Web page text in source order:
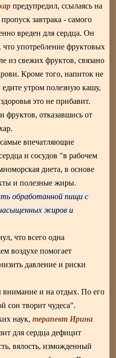
предупредил, ссылаясь на
завтрака - самого
вреден для сердца. Он
что употребление фруктовых
из свежих фруктов, связано
Кроме того, напиток не
утром полезную кашу,
это не прибавит.
фруктов, отказавшись от
впечатляющие
и сосудов "в рабочем
диета, в основе
и полезные жиры.
обработанной пищи с
жиров и
что всего одна
воздухе помогает
давление и риски
внимание и на отдых. По его
сон творит чудеса".
наук,терапевт Ирина
для сердца дефицит
вялость, изможденный